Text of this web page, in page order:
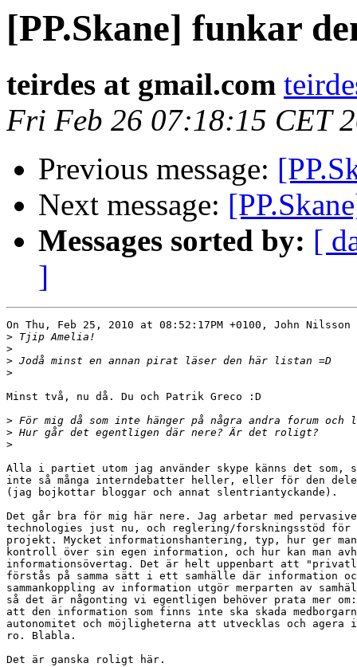
[PP.Skane] funkar
teirdes at gmail.com
Fri Feb 26 07:18:15 CET
Previous message:
Next message:
Messages sorted by: [
]
On Thu, Feb 25, 2010 at 08:52:17PM +0100, John
>
>
>
>
Minst två, nu då. Du och Patrik Greco :D
>
>
>
Alla i partiet utom jag använder skype känns det
inte så många interndebatter heller, eller för den
(jag bojkottar bloggar och annat slentriantyckande).
Det går bra för mig här nere. Jag arbetar med
technologies just nu, och reglering/forskningsstöd för
projekt. Mycket informationshantering, typ, hur ger
kontroll över sin egen information, och hur kan man
informationsövertag. Det är helt uppenbart att
förstås på samma sätt i ett samhälle där information
sammankoppling av information utgör merparten av
så det är någonting vi egentligen behöver prata mer
att den information som finns inte ska skada
autonomitet och möjligheterna att utvecklas och
ro. Blabla.
Det är ganska roligt här.